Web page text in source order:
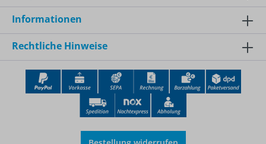
Informationen
Rechtliche Hinweise